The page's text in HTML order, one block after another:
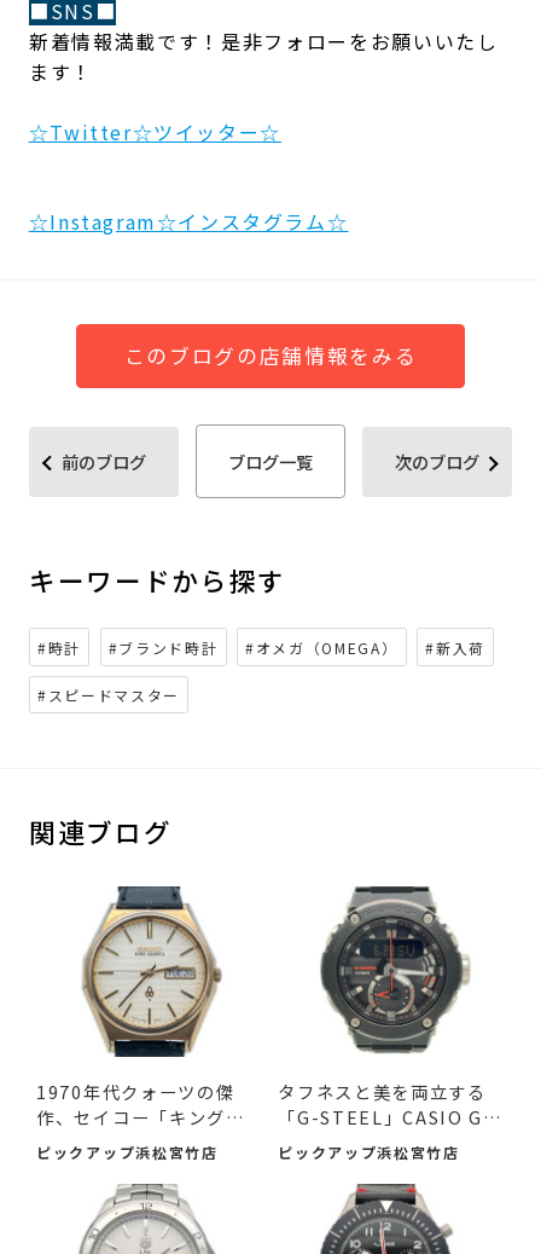
■SNS■
新着情報満載です！是非フォローをお願いいたし
ます！
☆Twitter☆ツイッター☆
☆Instagram☆インスタグラム☆
このブログの店舗情報をみる
前のブログ ブログ一覧 次のブログ
キーワードから探す
#時計 #ブランド時計 #オメガ（OMEGA） #新入荷
#スピードマスター
関連ブログ
1970年代クォーツの傑
作、セイコー「キングク
ォー...
ピックアップ浜松宮竹店
タフネスと美を両立する
「G-STEEL」CASIO G-S
HOCK ...
ピックアップ浜松宮竹店